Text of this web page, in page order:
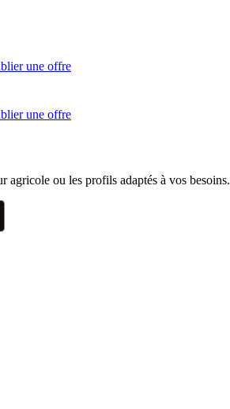
une offre
une offre
agricole ou les profils adaptés à vos besoins.